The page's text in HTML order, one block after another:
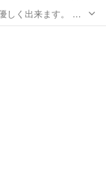
く出来ます。 娘
宜しくお願い致し